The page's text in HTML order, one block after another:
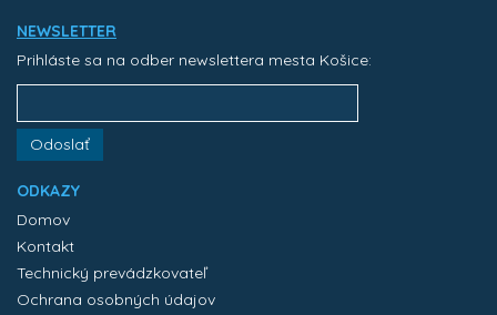
NEWSLETTER
Prihláste sa na odber newslettera mesta Košice:
Odoslať
ODKAZY
Domov
Kontakt
Technický prevádzkovateľ
Ochrana osobných údajov